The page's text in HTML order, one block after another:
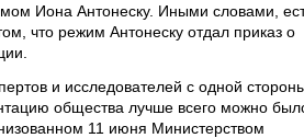
Иона Антонеску. Иными словами,
что режим Антонеску отдал приказ о
и исследователей с одной
общества лучше всего можно
11 июня Министерством